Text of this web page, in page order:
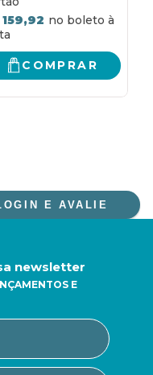
159,92
COMPRAR
E AVALIE
newsletter
E